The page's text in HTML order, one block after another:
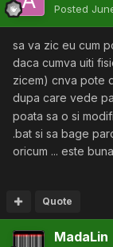
Posted
sa va zic eu cum
daca cumva uiti
zicem) cnva pote
dupa care vede
poata sa o si
.bat si sa bage
oricum ... este
Quote
MadaLin